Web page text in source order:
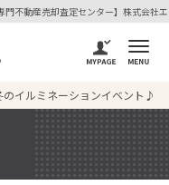
不動産売却査定センター】株式会社
のイルミネーションイベント♪